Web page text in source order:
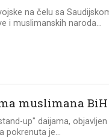
na čelu sa
i muslimanskih naroda...
muslimana BiH
up" daijama, objavljen
pokrenuta je...